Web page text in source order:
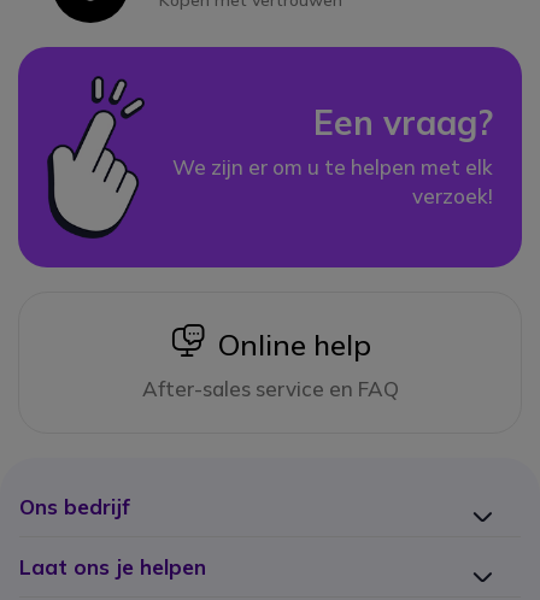
Een vraag?
We zijn er om u te helpen met elk
verzoek!
icon
Online help
After-sales service en FAQ
Ons bedrijf
Laat ons je helpen